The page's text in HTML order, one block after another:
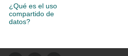
¿Qué es el uso
compartido de
datos?